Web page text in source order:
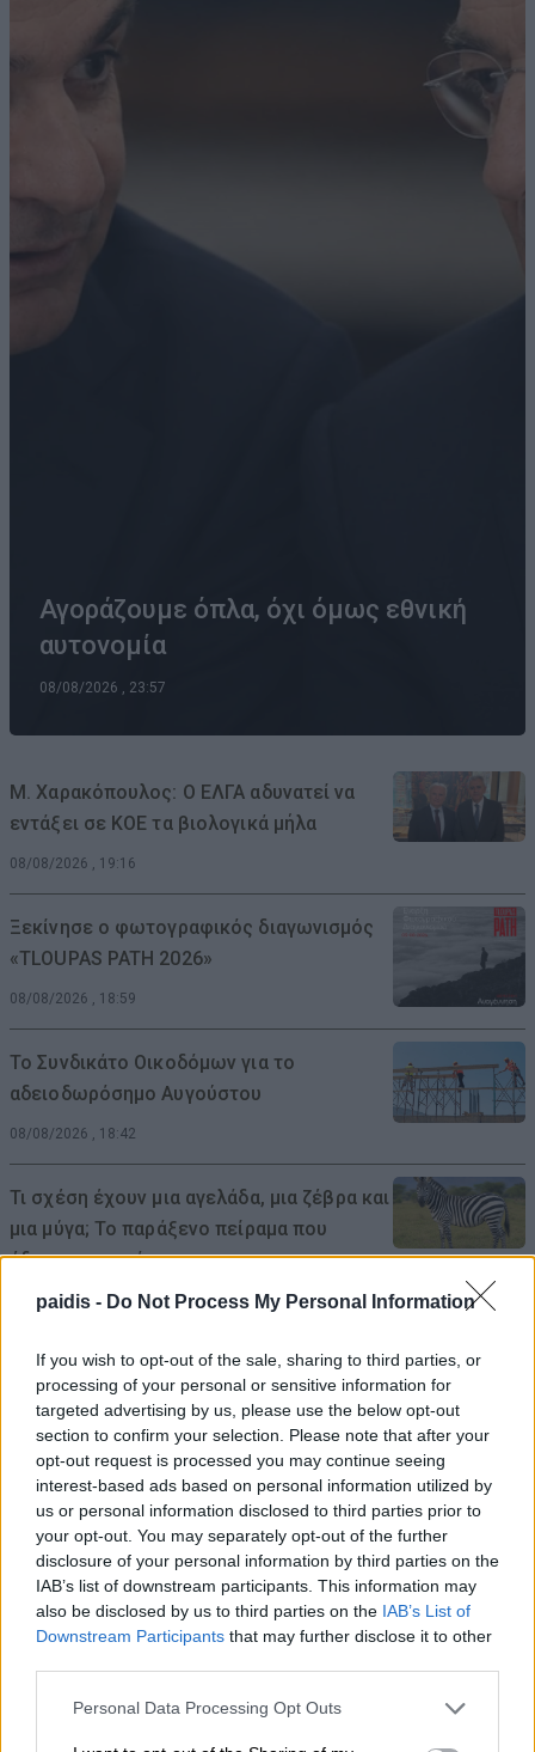
paidis - Do Not Process My Personal Information
If you wish to opt-out of the sale, sharing to third parties, or
processing of your personal or sensitive information for
targeted advertising by us, please use the below opt-out
section to confirm your selection. Please note that after your
opt-out request is processed you may continue seeing
interest-based ads based on personal information utilized by
us or personal information disclosed to third parties prior to
your opt-out. You may separately opt-out of the further
disclosure of your personal information by third parties on the
IAB’s list of downstream participants. This information may
also be disclosed by us to third parties on the IAB’s List of
Downstream Participants that may further disclose it to other
Personal Data Processing Opt Outs
Αγοράζουμε όπλα, όχι όμως εθνική
αυτονομία
08/08/2026 , 23:57
Μ. Χαρακόπουλος: Ο ΕΛΓΑ αδυνατεί να
εντάξει σε ΚΟΕ τα βιολογικά μήλα
08/08/2026 , 19:16
Ξεκίνησε ο φωτογραφικός διαγωνισμός
«TLOUPAS PATH 2026»
08/08/2026 , 18:59
Το Συνδικάτο Οικοδόμων για το
αδειοδωρόσημο Αυγούστου
08/08/2026 , 18:42
Τι σχέση έχουν μια αγελάδα, μια ζέβρα και
μια μύγα; Το παράξενο πείραμα που
έδωσε την απάντηση
08/08/2026 , 15:47
Η Ελλάδα χάνει το τρένο των startups:
Εκτός top 50 την ώρα που Κύπρος,
Τουρκία, Ρουμανία, Βουλγαρία, Βόρεια
Μακεδονία και Αλβανία επιταχύνουν
Χρ. Καπετάνος: «Ένα αίτημα 25 ετών
γίνεται πράξη. Εξασφαλίστηκε η
χρηματοδότηση 1,2 εκατ. € για το